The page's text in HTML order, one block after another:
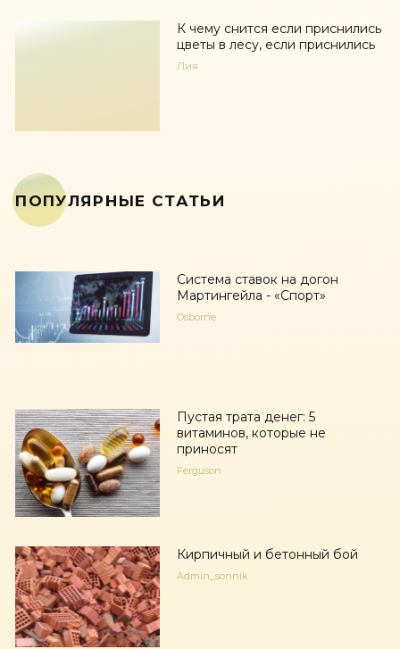
К чему снится если приснились
цветы в лесу, если приснились
Лия
ПОПУЛЯРНЫЕ СТАТЬИ
Система ставок на догон
Мартингейла - «Спорт»
Osborne
Пустая трата денег: 5
витаминов, которые не
приносят
Ferguson
Кирпичный и бетонный бой
Admin_sonnik